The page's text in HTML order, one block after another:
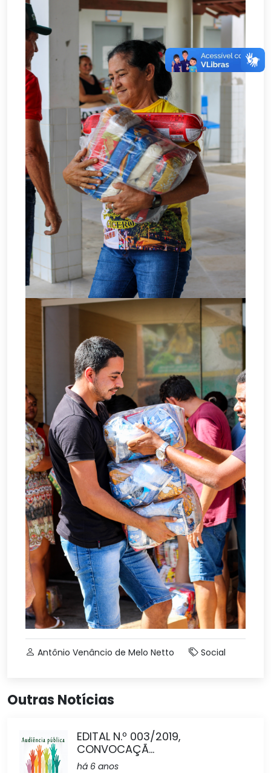
Antônio Venâncio de Melo Netto Social
Outras Notícias
EDITAL N.º 003/2019,
CONVOCAÇÃ...
há 6 anos